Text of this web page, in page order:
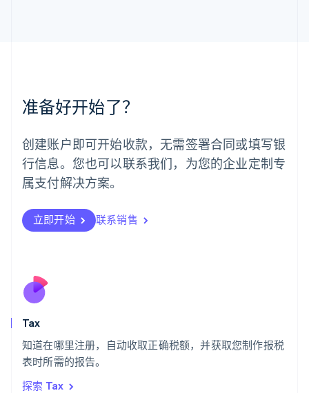
准备好开始了？
创建账户即可开始收款，无需签署合同或填写银
行信息。您也可以联系我们，为您的企业定制专
属支付解决方案。
立即开始 联系销售
Tax
知道在哪里注册，自动收取正确税额，并获取您制作报税
表时所需的报告。
探索 Tax
墨西哥
EspañolEnglish
English
葡萄牙
PortuguêsEnglish
日本
瑞典
Svenska English
瑞士
English
斯洛伐克
English
泰国
ไทยEnglish
English